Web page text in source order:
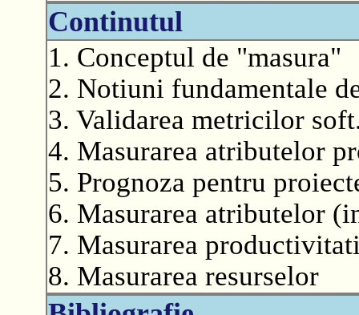
Continutul
1. Conceptul de "masura"
2. Notiuni fundamentale
3. Validarea metricilor
4. Masurarea atributelor
5. Prognoza pentru
6. Masurarea atributelor
7. Masurarea
8. Masurarea resurselor